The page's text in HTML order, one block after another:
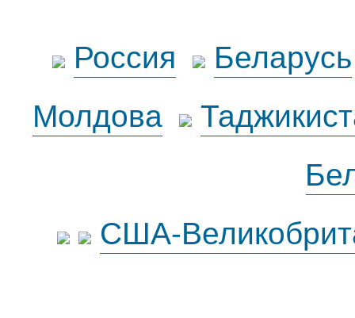
Россия
Беларусь
Молдова
США-